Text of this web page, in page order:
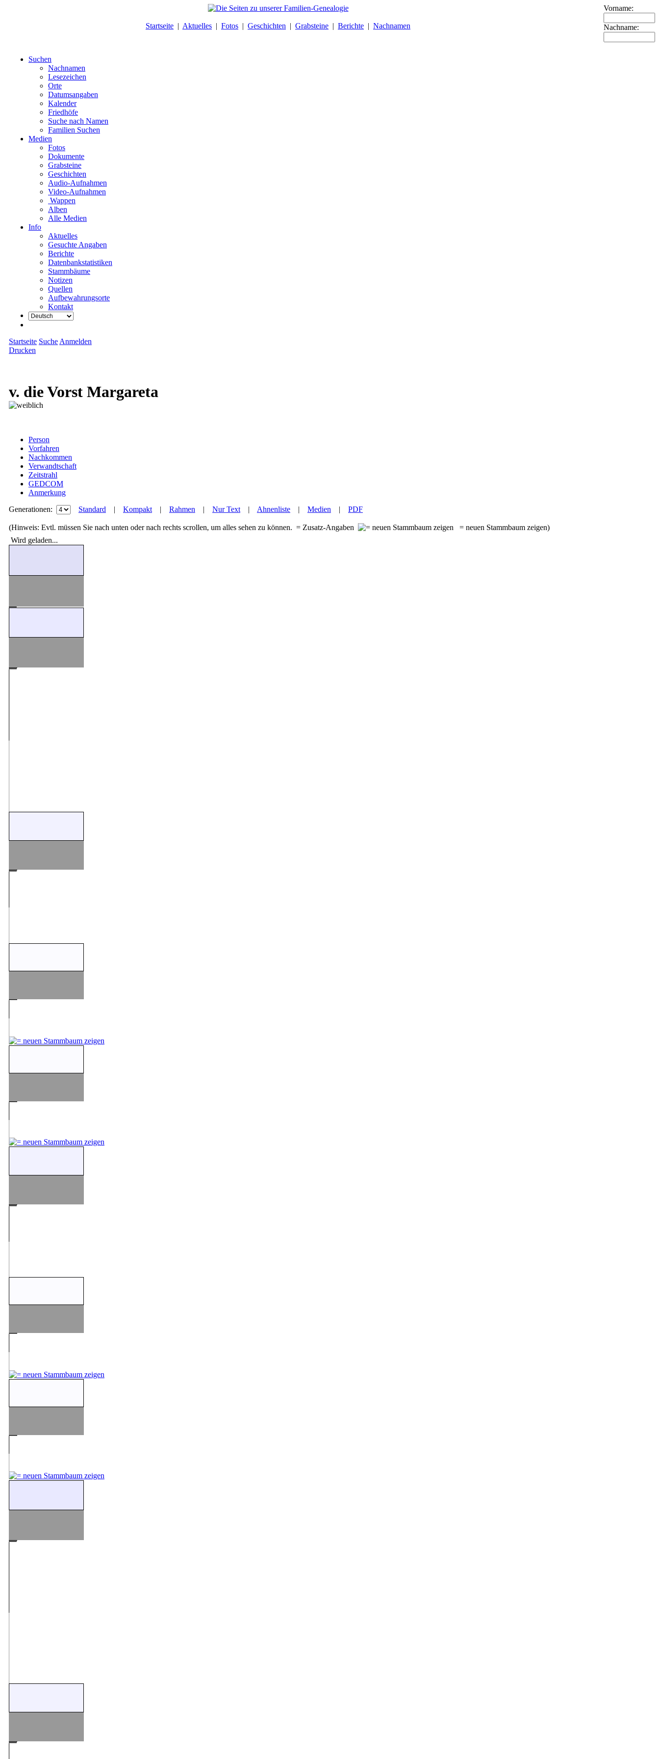
Startseite | Aktuelles | Fotos | Geschichten | Grabsteine | Berichte | Nachnamen
Vorname:
Nachname:
Suchen
Nachnamen
Lesezeichen
Orte
Datumsangaben
Kalender
Friedhöfe
Suche nach Namen
Familien Suchen
Medien
Fotos
Dokumente
Grabsteine
Geschichten
Audio-Aufnahmen
Video-Aufnahmen
Wappen
Alben
Alle Medien
Info
Aktuelles
Gesuchte Angaben
Berichte
Datenbankstatistiken
Stammbäume
Notizen
Quellen
Aufbewahrungsorte
Kontakt
Startseite Suche Anmelden
Drucken
v. die Vorst Margareta
Person
Vorfahren
Nachkommen
Verwandtschaft
Zeitstrahl
GEDCOM
Anmerkung
Generationen:
Standard | Kompakt| Rahmen | Nur Text| Ahnenliste | Medien | PDF
(Hinweis: Evtl. müssen Sie nach unten oder nach rechts scrollen, um alles sehen zu können. = Zusatz-Angaben
= neuen Stammbaum zeigen)
Wird geladen...